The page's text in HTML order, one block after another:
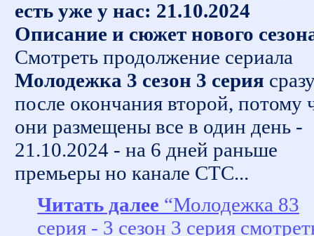
есть уже у нас: 21.10.2024
Описание и сюжет нового
Смотреть продолжение сериала
Молодежка 3 сезон 3 серия
после окончания второй, потому
они размещены все в один день -
21.10.2024 - на 6 дней раньше
премьеры но канале СТС...
Читать далее “Молодежка 83
серия - 3 сезон 3 серия